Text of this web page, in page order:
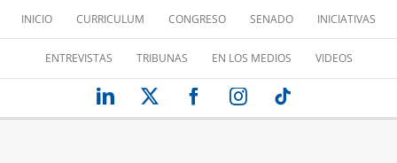
contenido
INICIO CURRICULUM CONGRESO SENADO INICIATIVAS
ENTREVISTAS TRIBUNAS EN LOS MEDIOS VIDEOS
LinkedIn FacebookInstagram